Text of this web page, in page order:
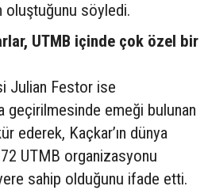
oluştuğunu söyledi.
UTMB içinde çok özel bir
Julian Festor ise
geçirilmesinde emeği bulunan
ederek, Kaçkar’ın dünya
UTMB organizasyonu
sahip olduğunu ifade etti.